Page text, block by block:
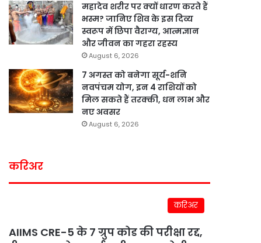
महादेव शरीर पर क्यों धारण करते हैं
भस्म? जानिए शिव के इस दिव्य
स्वरूप में छिपा वैराग्य, आत्मज्ञान
और जीवन का गहरा रहस्य
August 6, 2026
7 अगस्त को बनेगा सूर्य-शनि
नवपंचम योग, इन 4 राशियों को
मिल सकते हैं तरक्की, धन लाभ और
नए अवसर
August 6, 2026
करिअर
करिअर
AIIMS CRE-5 के 7 ग्रुप कोड की परीक्षा रद्द,